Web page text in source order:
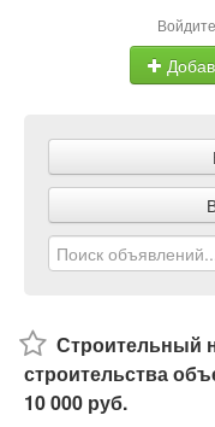
Войдите
Строительный
строительства
10 000 руб.